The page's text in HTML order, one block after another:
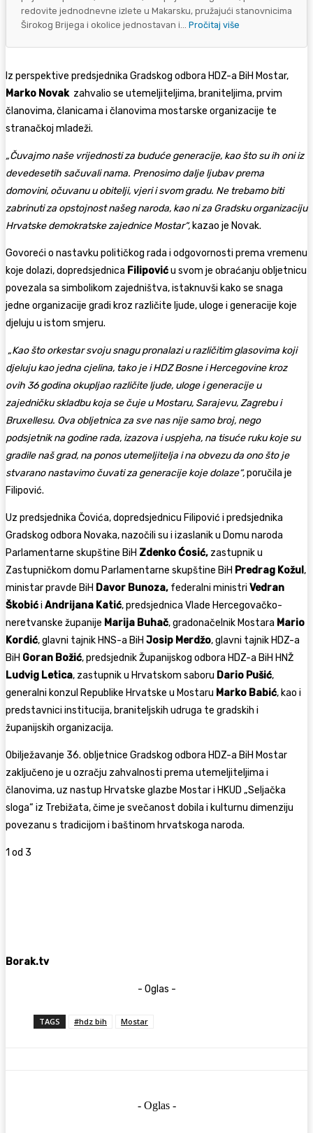
redovite jednodnevne izlete u Makarsku, pružajući stanovnicima
Širokog Brijega i okolice jednostavan i... Pročitaj više
Iz perspektive predsjednika Gradskog odbora HDZ-a BiH Mostar,
Marko Novakzahvalio se utemeljiteljima, braniteljima, prvim
članovima, članicama i članovima mostarske organizacije te
stranačkoj mladeži.
„Čuvajmo naše vrijednosti za buduće generacije, kao što su ih oni iz
devedesetih sačuvali nama. Prenosimo dalje ljubav prema
domovini, očuvanu u obitelji, vjeri i svom gradu. Ne trebamo biti
zabrinuti za opstojnost našeg naroda, kao ni za Gradsku organizaciju
Hrvatske demokratske zajednice Mostar“, kazao je Novak.
Govoreći o nastavku političkog rada i odgovornosti prema vremenu
koje dolazi, dopredsjednica Filipoviću svom je obraćanju obljetnicu
povezala sa simbolikom zajedništva, istaknuvši kako se snaga
jedne organizacije gradi kroz različite ljude, uloge i generacije koje
djeluju u istom smjeru.
„Kao što orkestar svoju snagu pronalazi u različitim glasovima koji
djeluju kao jedna cjelina, tako je i HDZ Bosne i Hercegovine kroz
ovih 36 godina okupljao različite ljude, uloge i generacije u
zajedničku skladbu koja se čuje u Mostaru, Sarajevu, Zagrebu i
Bruxellesu. Ova obljetnica za sve nas nije samo broj, nego
podsjetnik na godine rada, izazova i uspjeha, na tisuće ruku koje su
gradile naš grad, na ponos utemeljitelja i na obvezu da ono što je
stvarano nastavimo čuvati za generacije koje dolaze“,poručila je
Filipović.
Uz predsjednika Čovića, dopredsjednicu Filipović i predsjednika
Gradskog odbora Novaka, nazočili su i izaslanik u Domu naroda
Parlamentarne skupštine BiH Zdenko Ćosić, zastupnik u
Zastupničkom domu Parlamentarne skupštine BiH Predrag Kožul,
ministar pravde BiH Davor Bunoza, federalni ministri Vedran
Škobići Andrijana Katić, predsjednica Vlade Hercegovačko-
neretvanske županije Marija Buhač, gradonačelnik Mostara Mario
Kordić, glavni tajnik HNS-a BiH Josip Merdžo, glavni tajnik HDZ-a
BiH Goran Božić, predsjednik Županijskog odbora HDZ-a BiH HNŽ
Ludvig Letica, zastupnik u Hrvatskom saboru Dario Pušić,
generalni konzul Republike Hrvatske u Mostaru Marko Babić, kao i
predstavnici institucija, braniteljskih udruga te gradskih i
županijskih organizacija.
Obilježavanje 36. obljetnice Gradskog odbora HDZ-a BiH Mostar
zaključeno je u ozračju zahvalnosti prema utemeljiteljima i
članovima, uz nastup Hrvatske glazbe Mostar i HKUD „Seljačka
sloga“ iz Trebižata, čime je svečanost dobila i kulturnu dimenziju
povezanu s tradicijom i baštinom hrvatskoga naroda.
1 od 3
Borak.tv
- Oglas -
TAGS #hdz bih Mostar
- Oglas -